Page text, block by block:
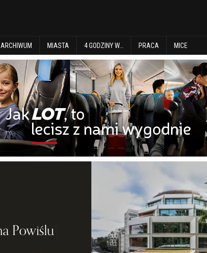
ARCHIWUM MIASTA 4 GODZINY W… PRACA MICE